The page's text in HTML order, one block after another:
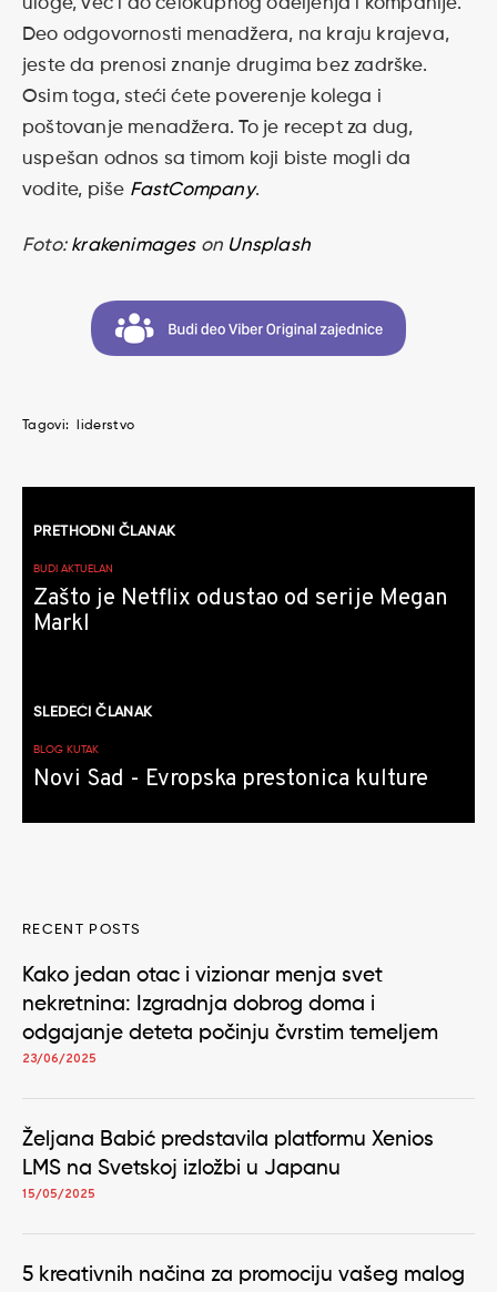
uloge, već i do celokupnog odeljenja i kompanije.
Deo odgovornosti menadžera, na kraju krajeva,
jeste da prenosi znanje drugima bez zadrške.
Osim toga, steći ćete poverenje kolega i
poštovanje menadžera. To je recept za dug,
uspešan odnos sa timom koji biste mogli da
vodite, piše FastCompany.
Foto: krakenimageson Unsplash
Tagovi: liderstvo
članaka
PRETHODNI ČLANAK
BUDI AKTUELAN
Zašto je Netflix odustao od serije Megan
Markl
SLEDEĆI ČLANAK
BLOG KUTAK
Novi Sad - Evropska prestonica kulture
RECENT POSTS
Kako jedan otac i vizionar menja svet
nekretnina: Izgradnja dobrog doma i
odgajanje deteta počinju čvrstim temeljem
23/06/2025
Željana Babić predstavila platformu Xenios
LMS na Svetskoj izložbi u Japanu
15/05/2025
5 kreativnih načina za promociju vašeg malog